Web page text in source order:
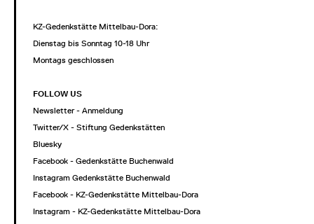
KZ-Gedenkstätte Mittelbau-Dora:
Dienstag bis Sonntag 10-18 Uhr
Montags geschlossen
FOLLOW US
Newsletter - Anmeldung
Twitter/X - Stiftung Gedenkstätten
Bluesky
Facebook - Gedenkstätte Buchenwald
Instagram Gedenkstätte Buchenwald
Facebook - KZ-Gedenkstätte Mittelbau-Dora
Instagram - KZ-Gedenkstätte Mittelbau-Dora